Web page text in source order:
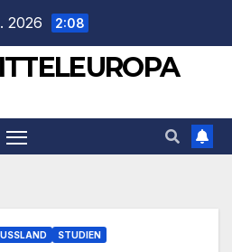
2026 2:08
STUDIEN